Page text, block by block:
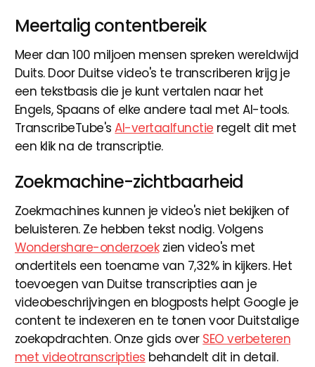
Meertalig contentbereik
Meer dan 100 miljoen mensen spreken wereldwijd
Duits. Door Duitse video's te transcriberen krijg je
een tekstbasis die je kunt vertalen naar het
Engels, Spaans of elke andere taal met AI-tools.
TranscribeTube'sAI-vertaalfunctie regelt dit met
een klik na de transcriptie.
Zoekmachine-zichtbaarheid
Zoekmachines kunnen je video's niet bekijken of
beluisteren. Ze hebben tekst nodig. Volgens
Wondershare-onderzoekzien video's met
ondertitels een toename van 7,32% in kijkers. Het
toevoegen van Duitse transcripties aan je
videobeschrijvingen en blogposts helpt Google je
content te indexeren en te tonen voor Duitstalige
zoekopdrachten. Onze gids over SEO verbeteren
met videotranscripties behandelt dit in detail.